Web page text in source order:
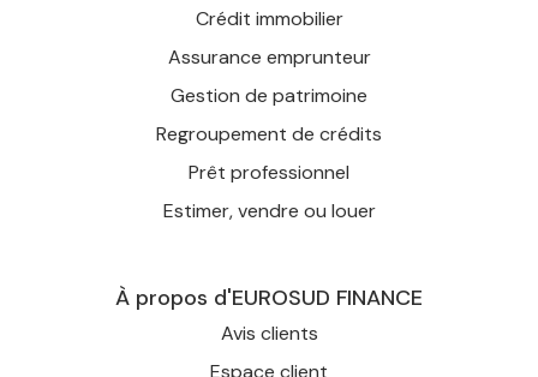
Crédit immobilier
Assurance emprunteur
Gestion de patrimoine
Regroupement de crédits
Prêt professionnel
Estimer, vendre ou louer
À propos d'EUROSUD FINANCE
Avis clients